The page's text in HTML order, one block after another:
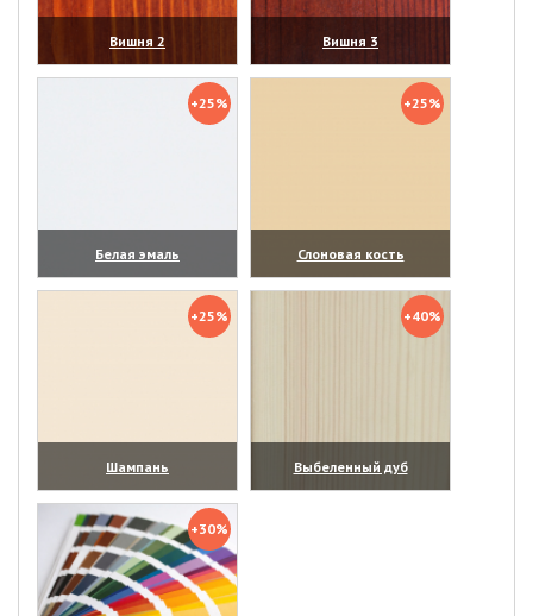
Вишня 2
(увеличить)
Вишня 3
(увеличить)
+25%
Белая эмаль
(увеличить)
+25%
Слоновая кость
(увеличить)
+25%
Шампань
(увеличить)
+40%
Выбеленный дуб
(увеличить)
+30%